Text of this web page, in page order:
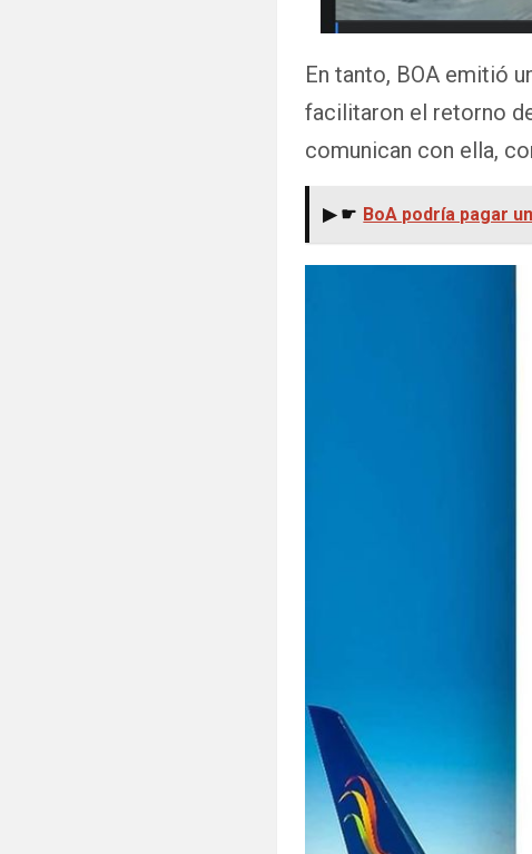
En tanto, BOA emitió
facilitaron el retorno
comunican con ella,
▶ ☛ BoA podría pagar